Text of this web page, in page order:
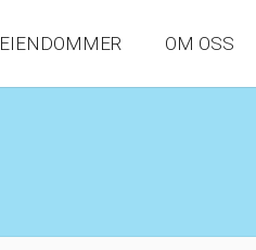
EIENDOMMER OM OSS